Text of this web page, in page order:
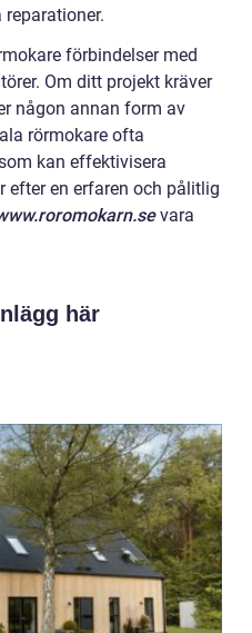
förbindelser med
Om ditt projekt kräver
någon annan form av
rörmokare ofta
kan effektivisera
efter en erfaren och pålitlig
vara
här